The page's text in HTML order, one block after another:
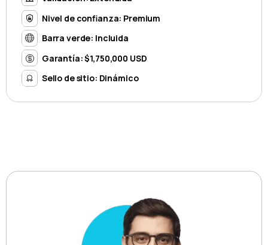
Nivel de confianza: Premium
Barra verde: Incluida
Garantía: $1,750,000 USD
Sello de sitio: Dinámico